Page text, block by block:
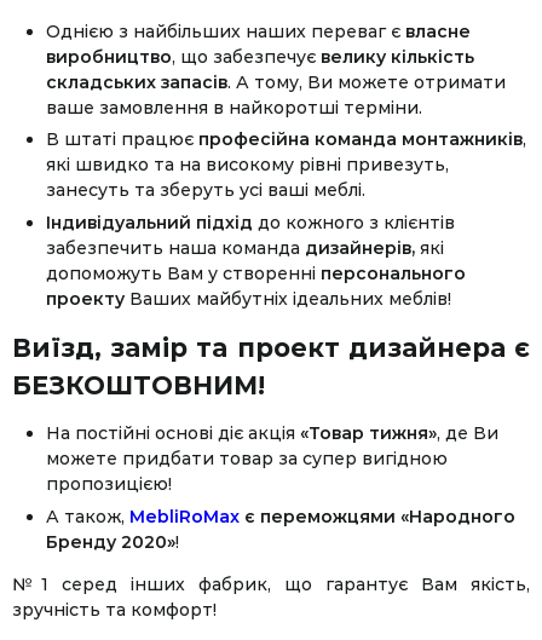
Однією з найбільших наших переваг є власне
виробництво, що забезпечує велику кількість
складських запасів. А тому, Ви можете отримати
ваше замовлення в найкоротші терміни.
В штаті працює професійна команда монтажників,
які швидко та на високому рівні привезуть,
занесуть та зберуть усі ваші меблі.
Індивідуальний підхід до кожного з клієнтів
забезпечить наша команда дизайнерів, які
допоможуть Вам у створенні персонального
проекту Ваших майбутніх ідеальних меблів!
Виїзд, замір та проект дизайнера є
БЕЗКОШТОВНИМ!
На постійні основі діє акція «Товар тижня», де Ви
можете придбати товар за супер вигідною
пропозицією!
А також, MebliRoMax є переможцями «Народного
Бренду 2020»!
№1 серед інших фабрик, що гарантує Вам якість,
зручність та комфорт!